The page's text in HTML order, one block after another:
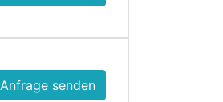
Anfrage senden